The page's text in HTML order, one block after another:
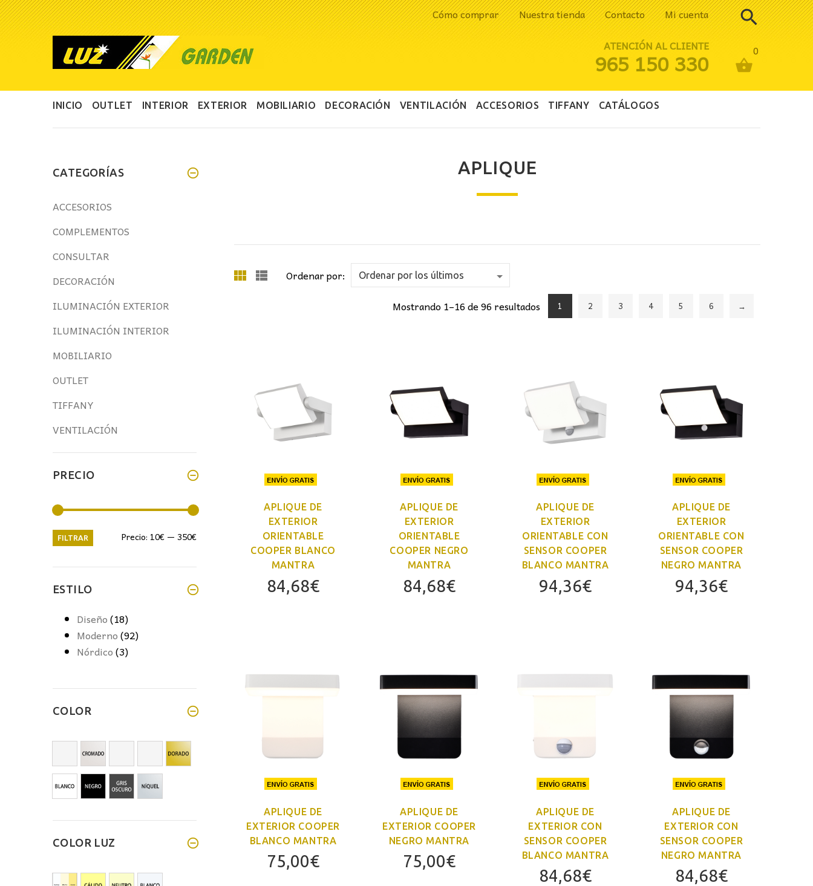
Cómo comprar Nuestra tienda Contacto Mi cuenta
0
ATENCIÓN AL CLIENTE
965 150 330
INICIO OUTLET INTERIOR EXTERIOR MOBILIARIO DECORACIÓN VENTILACIÓN ACCESORIOS TIFFANY CATÁLOGOS
CATEGORÍAS
ACCESORIOS
COMPLEMENTOS
CONSULTAR
DECORACIÓN
ILUMINACIÓN EXTERIOR
ILUMINACIÓN INTERIOR
MOBILIARIO
OUTLET
TIFFANY
VENTILACIÓN
PRECIO
Precio
Precio
FILTRAR Precio: 10€ — 350€
ESTILO
Diseño(18)
Moderno(92)
Nórdico(3)
COLOR
COLOR LUZ
APLIQUE
Ordenar por:
Mostrando 1–16 de 96 resultados
1 2 3 4 5 6 →
APLIQUE DE
EXTERIOR
ORIENTABLE
COOPER BLANCO
MANTRA
84,68€
APLIQUE DE
EXTERIOR
ORIENTABLE
COOPER NEGRO
MANTRA
84,68€
APLIQUE DE
EXTERIOR
ORIENTABLE CON
SENSOR COOPER
BLANCO MANTRA
94,36€
APLIQUE DE
EXTERIOR
ORIENTABLE CON
SENSOR COOPER
NEGRO MANTRA
94,36€
APLIQUE DE
EXTERIOR COOPER
BLANCO MANTRA
75,00€
APLIQUE DE
EXTERIOR COOPER
NEGRO MANTRA
75,00€
APLIQUE DE
EXTERIOR CON
SENSOR COOPER
BLANCO MANTRA
84,68€
APLIQUE DE
EXTERIOR CON
SENSOR COOPER
NEGRO MANTRA
84,68€